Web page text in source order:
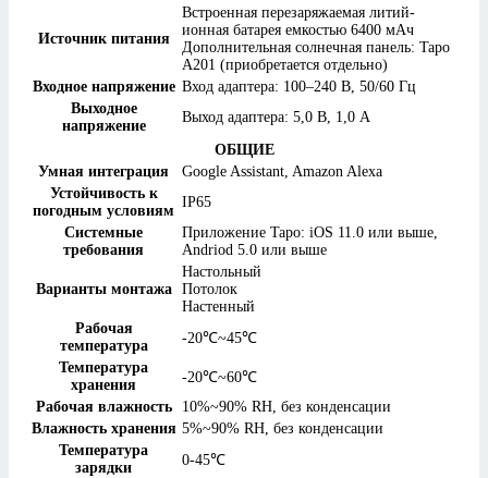
Источник питания
Встроенная перезаряжаемая литий-
ионная батарея емкостью 6400 мАч
Дополнительная солнечная панель: Tapo
A201 (приобретается отдельно)
Входное напряжение Вход адаптера: 100–240 В, 50/60 Гц
Выходное
напряжение
Выход адаптера: 5,0 В, 1,0 A
ОБЩИЕ
Умная интеграция
Google Assistant, Amazon Alexa
Устойчивость к
погодным условиям
IP65
Системные
требования
Приложение Tapo: iOS 11.0 или выше,
Andriod 5.0 или выше
Варианты монтажа
Настольный
Потолок
Настенный
Рабочая
температура
-20℃~45℃
Температура
хранения
-20℃~60℃
Рабочая влажность
10%~90% RH, без конденсации
Влажность хранения 5%~90% RH, без конденсации
Температура
зарядки
0-45℃